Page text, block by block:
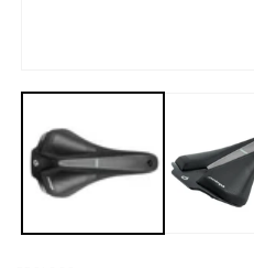
elemento
en
una
ventana
modal